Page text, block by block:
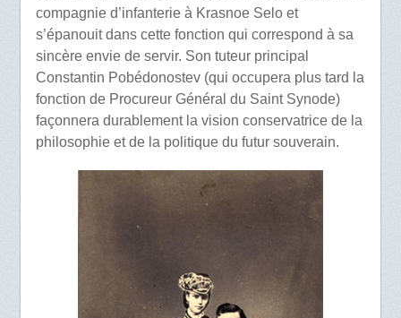
compagnie d’infanterie à Krasnoe Selo et
s’épanouit dans cette fonction qui correspond à sa
sincère envie de servir. Son tuteur principal
Constantin Pobédonostev (qui occupera plus tard la
fonction de Procureur Général du Saint Synode)
façonnera durablement la vision conservatrice de la
philosophie et de la politique du futur souverain.